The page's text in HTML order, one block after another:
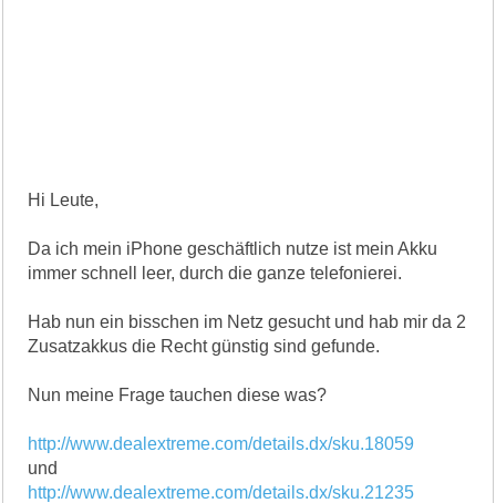
Hi Leute,
Da ich mein iPhone geschäftlich nutze ist mein Akku
immer schnell leer, durch die ganze telefonierei.
Hab nun ein bisschen im Netz gesucht und hab mir da 2
Zusatzakkus die Recht günstig sind gefunde.
Nun meine Frage tauchen diese was?
http://www.dealextreme.com/details.dx/sku.18059
und
http://www.dealextreme.com/details.dx/sku.21235